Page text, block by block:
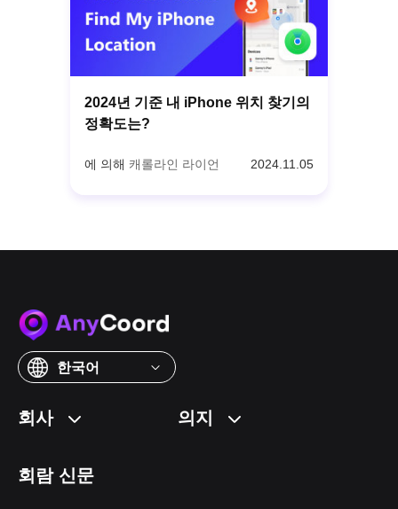
2024년 기준 내 iPhone 위치 찾기의
정확도는?
에 의해 캐롤라인 라이언 2024.11.05
한국어
회사 의지
회람 신문